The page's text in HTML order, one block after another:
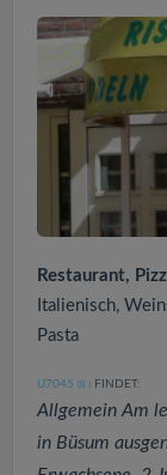
Restaurant,
Italienisch,
Pasta
U7045 (8 ) FINDET:
Allgemein Am
in Büsum